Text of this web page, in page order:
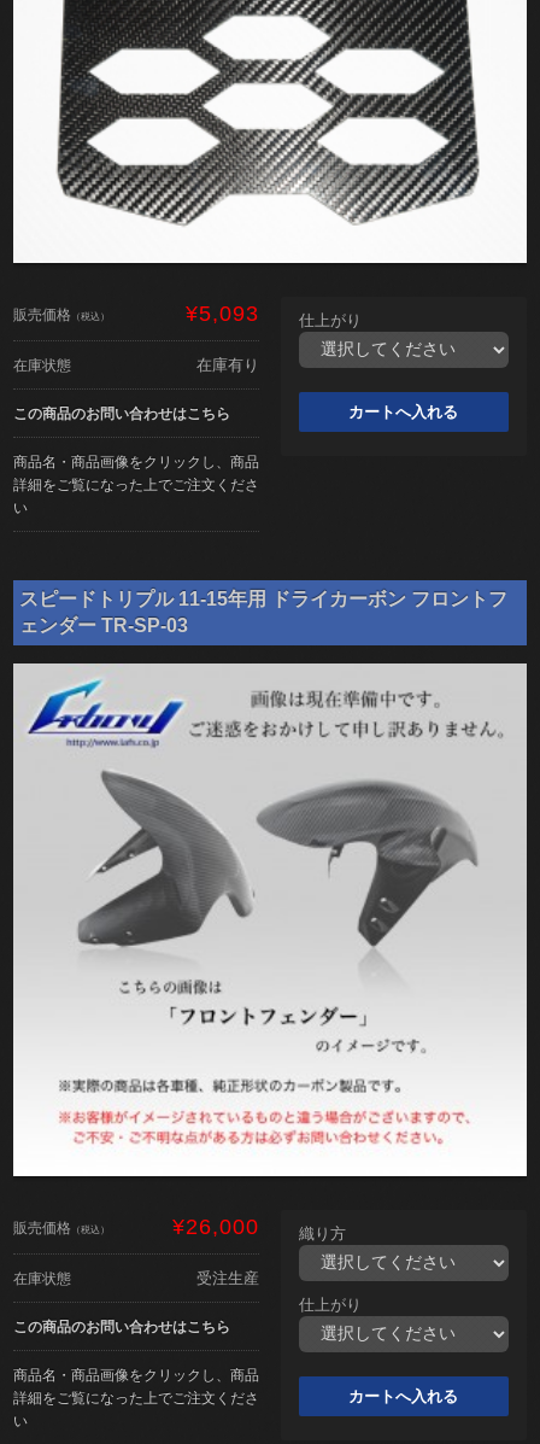
販売価格 （税込） ¥5,093
在庫状態 在庫有り
この商品のお問い合わせはこちら
商品名・商品画像をクリックし、商品
詳細をご覧になった上でご注文くださ
い
仕上がり
スピードトリプル 11-15年用 ドライカーボン フロントフ
ェンダー TR-SP-03
販売価格 （税込） ¥26,000
在庫状態 受注生産
この商品のお問い合わせはこちら
商品名・商品画像をクリックし、商品
詳細をご覧になった上でご注文くださ
い
織り方
仕上がり